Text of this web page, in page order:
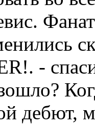
-
дебют,